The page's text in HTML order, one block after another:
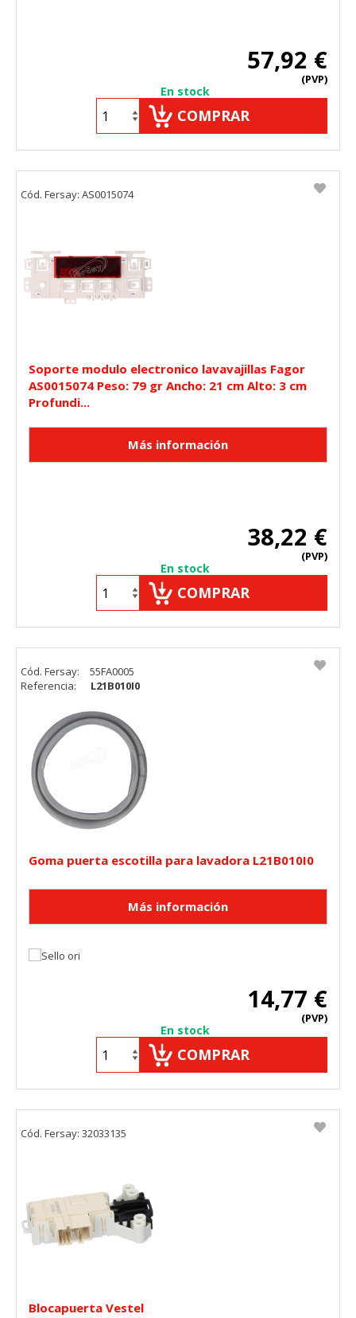
57,92 €
(PVP)
En stock
COMPRAR
Soporte modulo electronico lavavajillas Fagor
AS0015074 Peso: 79 gr Ancho: 21 cm Alto: 3 cm
Profundi...
38,22 €
(PVP)
En stock
COMPRAR
Cód. Fersay: AS0015074
Goma puerta escotilla para lavadora L21B010I0
14,77 €
(PVP)
En stock
COMPRAR
Cód. Fersay:
55FA0005
Referencia:
L21B010I0
Blocapuerta Vestel
Cód. Fersay: 32033135